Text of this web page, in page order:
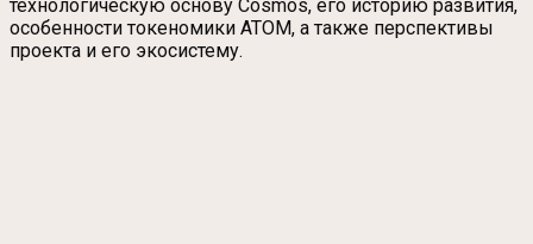
технологическую основу Cosmos, его историю развития,
особенности токеномики ATOM, а также перспективы
проекта и его экосистему.